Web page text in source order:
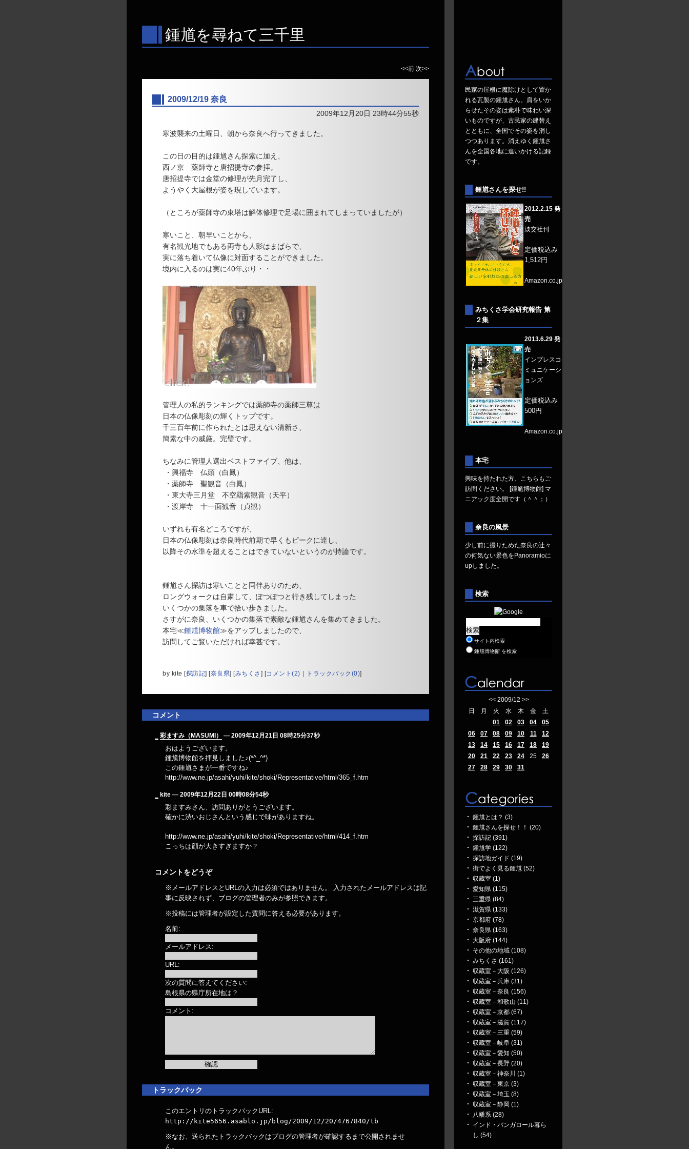
鍾馗を尋ねて三千里
<<前 次>>
2009/12/19 奈良
2009年12月20日 23時44分55秒
寒波襲来の土曜日、朝から奈良へ行ってきました。
この日の目的は鍾馗さん探索に加え、
西ノ京 薬師寺と唐招提寺の参拝。
唐招提寺では金堂の修理が先月完了し、
ようやく大屋根が姿を現しています。
（ところが薬師寺の東塔は解体修理で足場に囲まれてしまっていましたが）
寒いこと、朝早いことから、
有名観光地でもある両寺も人影はまばらで、
実に落ち着いて仏像に対面することができました。
境内に入るのは実に40年ぶり・・
管理人の私的ランキングでは薬師寺の薬師三尊は
日本の仏像彫刻の輝くトップです。
千三百年前に作られたとは思えない清新さ、
簡素な中の威厳。完璧です。
ちなみに管理人選出ベストファイブ、他は、
・興福寺 仏頭（白鳳）
・薬師寺 聖観音（白鳳）
・東大寺三月堂 不空羂索観音（天平）
・渡岸寺 十一面観音（貞観）
いずれも有名どころですが、
日本の仏像彫刻は奈良時代前期で早くもピークに達し、
以降その水準を超えることはできていないというのが持論です。
鍾馗さん探訪は寒いことと同伴ありのため、
ロングウォークは自粛して、ぽつぽつと行き残してしまった
いくつかの集落を車で拾い歩きました。
さすがに奈良、いくつかの集落で素敵な鍾馗さんを集めてきました。
本宅≪鍾馗博物館≫をアップしましたので、
訪問してご覧いただければ幸甚です。
by kite [探訪記] [奈良県] [みちくさ ] [コメント(2) トラックバック(0)]
コメント
彩ますみ（MASUMI） ― 2009年12月21日 08時25分37秒
おはようございます。
鍾馗博物館を拝見しました♪(*^_^*)
この鍾馗さまが一番ですね♪
http://www.ne.jp/asahi/yuhi/kite/shoki/Representative/html/365_f.htm
kite ― 2009年12月22日 00時08分54秒
彩ますみさん、訪問ありがとうございます。
確かに渋いおじさんという感じで味がありますね。
http://www.ne.jp/asahi/yuhi/kite/shoki/Representative/html/414_f.htm
こっちは顔が大きすぎますか？
コメントをどうぞ
※メールアドレスとURLの入力は必須ではありません。 入力されたメールアドレスは記
事に反映されず、ブログの管理者のみが参照できます。
※投稿には管理者が設定した質問に答える必要があります。
名前:
メールアドレス:
URL:
次の質問に答えてください:
島根県の県庁所在地は？
コメント:
トラックバック
このエントリのトラックバックURL:
http://kite5656.asablo.jp/blog/2009/12/20/4767840/tb
※なお、送られたトラックバックはブログの管理者が確認するまで公開されませ
ん。
民家の屋根に魔除けとして置か
れる瓦製の鍾馗さん。肩をいか
らせたその姿は素朴で味わい深
いものですが、古民家の建替え
とともに、全国でその姿を消し
つつあります。消えゆく鍾馗さ
んを全国各地に追いかける記録
です。
鍾馗さんを探せ!!
2012.2.15 発
売
淡交社刊
定価税込み
1,512円
Amazon.co.jp
みちくさ学会研究報告 第
２集
2013.6.29 発
売
インプレスコ
ミュニケーシ
ョンズ
定価税込み
500円
Amazon.co.jp
本宅
興味を持たれた方、こちらもご
訪問ください。 [鍾馗博物館] マ
ニアック度全開です（＾＾；）
奈良の風景
少し前に撮りためた奈良の辻々
の何気ない景色を Panoramioに
upしました。
検索
サイト内検索
鍾馗博物館 を検索
<< 2009/12 >>
日
月 火 水 木 金
土
01
02 03 04
05
06
07 08 09 10 11
12
13
14 15 16 17 18
19
20
21 22 23 24 25
26
27
28 29 30 31
鍾馗とは？ (3)
鍾馗さんを探せ！！ (20)
探訪記 (391)
鍾馗学 (122)
探訪地ガイド (19)
街でよく見る鍾馗 (52)
収蔵室 (1)
愛知県 (115)
三重県 (84)
滋賀県 (133)
京都府 (78)
奈良県 (163)
大阪府 (144)
その他の地域 (108)
みちくさ (161)
収蔵室－大阪 (126)
収蔵室－兵庫 (31)
収蔵室－奈良 (156)
収蔵室－和歌山 (11)
収蔵室－京都 (67)
収蔵室－滋賀 (117)
収蔵室－三重 (59)
収蔵室－岐阜 (31)
収蔵室－愛知 (50)
収蔵室－長野 (20)
収蔵室－神奈川 (1)
収蔵室－東京 (3)
収蔵室－埼玉 (8)
収蔵室－静岡 (1)
八幡系 (28)
インド・バンガロール暮ら
し (54)